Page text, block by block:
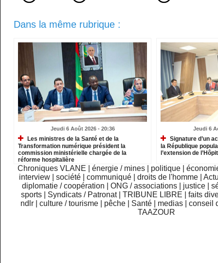
Dans la même rubrique :
Jeudi 6 Août 2026 - 20:36
Les ministres de la Santé et de la
Transformation numérique président la
commission ministérielle chargée de la
réforme hospitalière
Jeudi 6
Signature d’un
la République
l’extension de
Chroniques VLANE énergie / mines politique
interview
|société |communiqué |droits de l'homme |
diplomatie / coopération
ONG / associations justice
sports
Syndicats / Patronat TRIBUNE LIBRE
faits
ndlr
|culture / tourisme pêche Santé medias |conseil
TAAZOUR